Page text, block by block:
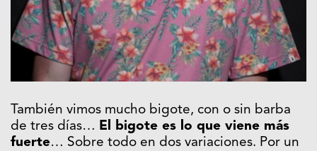
También vimos mucho bigote, con o sin barba
de tres días… El bigote es lo que viene más
fuerte… Sobre todo en dos variaciones. Por un